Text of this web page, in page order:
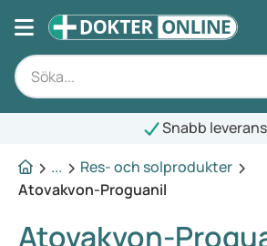
Snabb leverans
...
Res- och solprodukter
Atovakvon-Proguanil
Atovakvon-